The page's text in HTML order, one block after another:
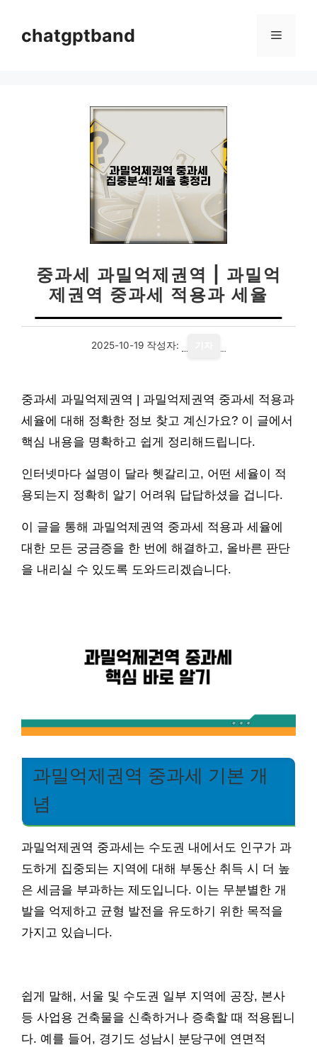
chatgptband 메
중과세 과밀억제권역 | 과밀억
제권역 중과세 적용과 세율
2025-10-19 작성자:
중과세 과밀억제권역 | 과밀억제권역 중과세 적용과
세율에 대해 정확한 정보 찾고 계신가요? 이 글에서
핵심 내용을 명확하고 쉽게 정리해드립니다.
인터넷마다 설명이 달라 헷갈리고, 어떤 세율이 적
용되는지 정확히 알기 어려워 답답하셨을 겁니다.
이 글을 통해 과밀억제권역 중과세 적용과 세율에
대한 모든 궁금증을 한 번에 해결하고, 올바른 판단
을 내리실 수 있도록 도와드리겠습니다.
과밀억제권역 중과세 기본 개
념
과밀억제권역 중과세는 수도권 내에서도 인구가 과
도하게 집중되는 지역에 대해 부동산 취득 시 더 높
은 세금을 부과하는 제도입니다. 이는 무분별한 개
발을 억제하고 균형 발전을 유도하기 위한 목적을
가지고 있습니다.
쉽게 말해, 서울 및 수도권 일부 지역에 공장, 본사
등 사업용 건축물을 신축하거나 증축할 때 적용됩니
다. 예를 들어, 경기도 성남시 분당구에 연면적